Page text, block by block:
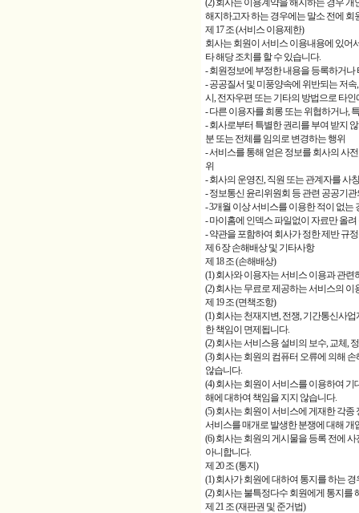
(2) 회사는 이용계약을 해지하는 경우
해지하고자 하는 경우에는 말소 전에
제 17 조 (서비스 이용제한)
회사는 회원이 서비스 이용내용에 있어
타 해당 조치를 할 수 있습니다.
- 회원정보에 부정한 내용을 등록하거
- 공공질서 및 미풍양속에 위반되는 저
시, 전자우편 또는 기타의 방법으로 타
- 다른 이용자를 희롱 또는 위협하거나,
- 회사로부터 특별한 권리를 부여 받지
분 또는 전체를 임의로 변경하는 행위
- 서비스를 통해 얻은 정보를 회사의 사
위
- 회사의 운영진, 직원 또는 관계자를 사
- 정보통신 윤리위원회 등 관련 공공기
- 3개월 이상 서비스를 이용한 적이 없는
- 마이홈에 인덱스 파일없이 자료만 올
- 약관을 포함하여 회사가 정한 제반 규
제 6 장 손해배상 및 기타사항
제 18 조 (손해배상)
(1) 회사와 이용자는 서비스 이용과 관
(2) 회사는 무료로 제공하는 서비스의
제 19 조 (면책조항)
(1) 회사는 천재지변, 전쟁, 기간통신사
한 책임이 면제됩니다.
(2) 회사는 서비스용 설비의 보수, 교체,
(3) 회사는 회원의 컴퓨터 오류에 의해
않습니다.
(4) 회사는 회원이 서비스를 이용하여
해에 대하여 책임을 지지 않습니다.
(5) 회사는 회원이 서비스에 게재한 각종
서비스를 매개로 발생한 분쟁에 대해 개
(6) 회사는 회원의 게시물을 등록 전에
아니합니다.
제 20 조 (통지)
(1) 회사가 회원에 대하여 통지를 하는
(2) 회사는 불특정다수 회원에게 통지를
제 21 조 (재판권 및 준거법)